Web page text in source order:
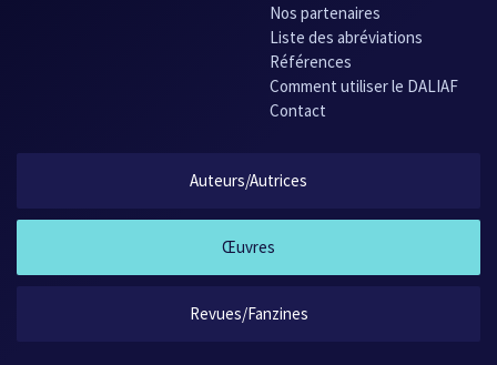
Nos partenaires
Liste des abréviations
Références
Comment utiliser le DALIAF
Contact
Auteurs/Autrices
Œuvres
Revues/Fanzines